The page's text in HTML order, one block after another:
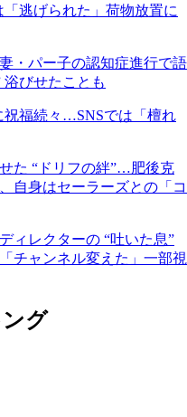
逃げられた」荷物放置に
・パー子の認知症進行で語
びせたことも
祝福続々…SNSでは「檀れ
た “ドリフの絆”…肥後克
自身はセーラーズとの「コ
ィレクターの “吐いた息”
チャンネル変えた」一部視
グ